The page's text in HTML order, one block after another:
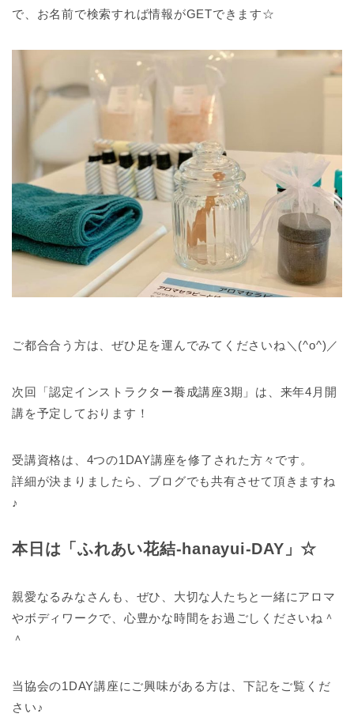
で、お名前で検索すれば情報がGETできます☆
ご都合合う方は、ぜひ足を運んでみてくださいね＼(^o^)／
次回「認定インストラクター養成講座3期」は、来年4月開
講を予定しております！
受講資格は、4つの1DAY講座を修了された方々です。
詳細が決まりましたら、ブログでも共有させて頂きますね
♪
本日は「ふれあい花結-hanayui-DAY」☆
親愛なるみなさんも、ぜひ、大切な人たちと一緒にアロマ
やボディワークで、心豊かな時間をお過ごしくださいね＾
＾
当協会の1DAY講座にご興味がある方は、下記をご覧くだ
さい♪